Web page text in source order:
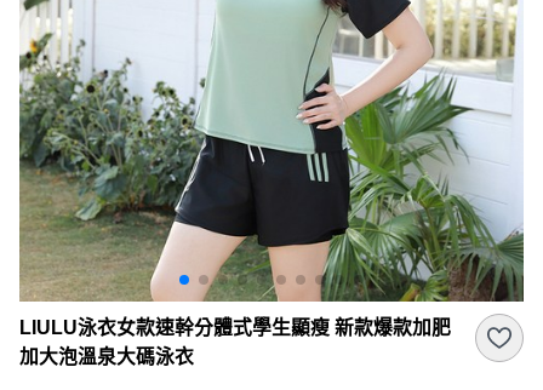
LIULU泳衣女款速幹分體式學生顯瘦 新款爆款加肥
加大泡溫泉大碼泳衣